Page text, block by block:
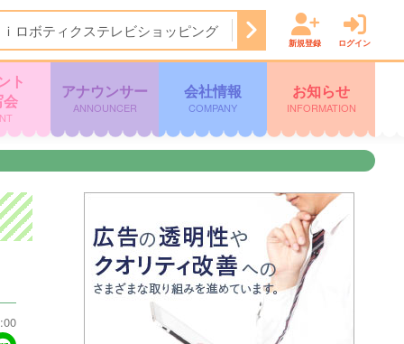
ロボティクステレビショッピング 14:50 ぽよチャンネル
新規登録 ログイン
ト
アナウンサー
ANNOUNCER
会社情報
COMPANY
お知らせ
INFORMATION